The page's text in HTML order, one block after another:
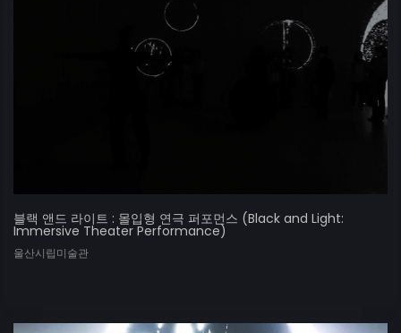
블랙 앤드 라이트 : 몰입형 연극 퍼포먼스 (Black and Light:
Immersive Theater Performance)
울산시립미술관